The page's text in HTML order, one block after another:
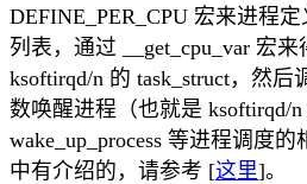
DEFINE_PER_CPU 宏来进程定
列表，通过 __get_cpu_var 宏
ksoftirqd/n 的 task_struct，然后
数唤醒进程（也就是 ksoftirqd/
wake_up_process 等进程调度
中有介绍的，请参考 [这里]。